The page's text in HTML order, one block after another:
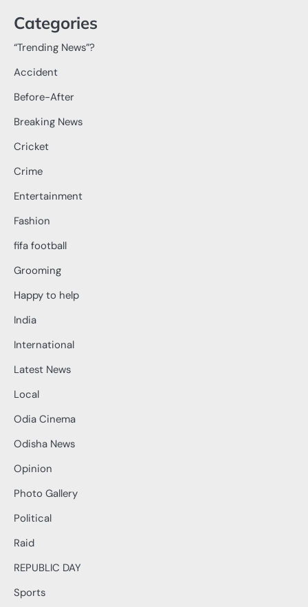
Categories
“Trending News”?
Accident
Before-After
Breaking News
Cricket
Crime
Entertainment
Fashion
fifa football
Grooming
Happy to help
India
International
Latest News
Local
Odia Cinema
Odisha News
Opinion
Photo Gallery
Political
Raid
REPUBLIC DAY
Sports